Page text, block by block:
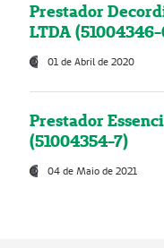
Prestador
LTDA
01 de Abril de 2020
Prestador
(51004354-7)
04 de Maio de 2021